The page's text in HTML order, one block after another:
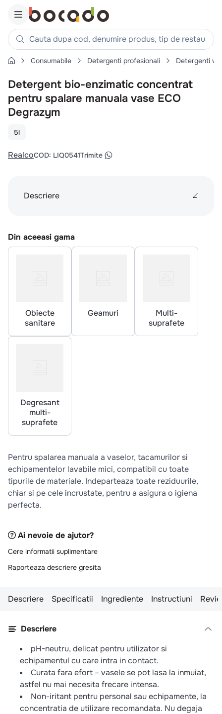
Cauta dupa cod, denumire produs, tip de restaurant,
Căutări populare
1. cartofi
2. piept pui
3. pui
.
ceafa
Consumabile Detergenti profesionali Detergenti
Detergent bio-enzimatic concentrat
pentru spalare manuala vase ECO
Degrazym
5l
RealcoCOD: LIQ0541Trimite
Descriere
Din aceeasi gama
Obiecte
sanitare
Geamuri
Multi-
suprafete
Degresant
multi-
suprafete
Pentru spalarea manuala a vaselor, tacamurilor si
echipamentelor lavabile mici, compatibil cu toate
tipurile de materiale. Indeparteaza toate reziduurile,
chiar si pe cele incrustate, pentru a asigura o igiena
perfecta.
Ai nevoie de ajutor?
Cere informatii suplimentare
Raporteaza descriere gresita
Descriere Specificatii Ingrediente Instructiuni
Descriere
pH-neutru, delicat pentru utilizator si
echipamentul cu care intra in contact.
Curata fara efort – vasele se pot lasa la inmuiat,
astfel nu mai necesita frecare intensa.
Non-iritant pentru personal sau echipamente, la
concentratia de utilizare recomandata. Nu degaja